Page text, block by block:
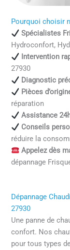
Pourquoi choisir
Spécialistes
Hydroconfort,
Intervention
27930
Diagnostic
Pièces
réparation
Assistance
Conseils
réduire la
Appelez dès
dépannage
Dépannage
27930
Une panne de
confort. Nos
pour tous types